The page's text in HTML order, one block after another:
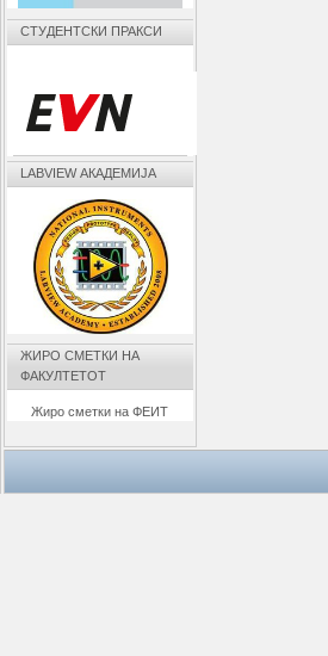
СТУДЕНТСКИ ПРАКСИ
LABVIEW АКАДЕМИЈА
ЖИРО СМЕТКИ НА
ФАКУЛТЕТОТ
Жиро сметки на ФЕИТ